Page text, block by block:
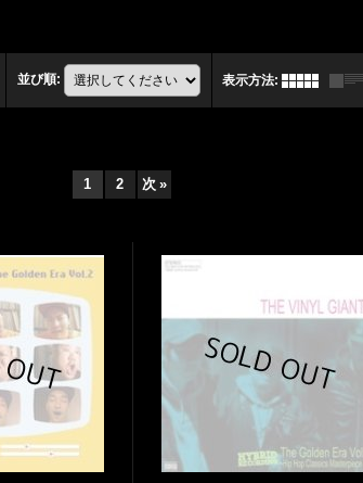
並び順: 表示方法:
1 2 次 »